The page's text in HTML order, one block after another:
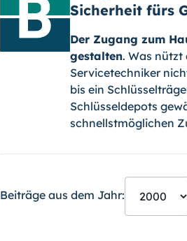
Sicherheit fürs
Der Zugang zum
gestalten. Was nützt
Servicetechniker
bis ein
Schlüsseldepots
schnellstmöglichen
Beiträge aus dem Jahr: